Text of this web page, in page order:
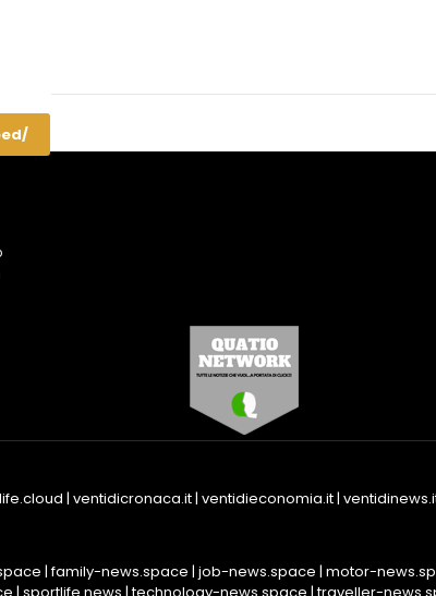
| ventidicronaca.it| ventidieconomia.it|
|family-news.space | job-news.space | motor-